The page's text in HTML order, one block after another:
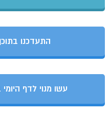
התעדכנו
עשו מנוי לדף